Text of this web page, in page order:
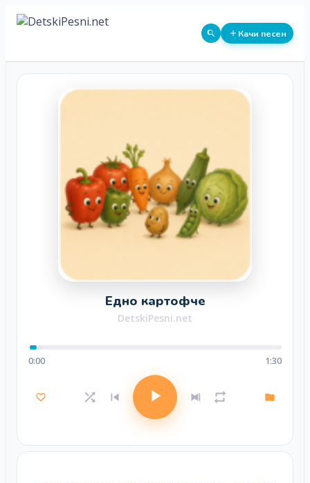
Качи песен
Едно картофче
DetskiPesni.net
0:00 1:30